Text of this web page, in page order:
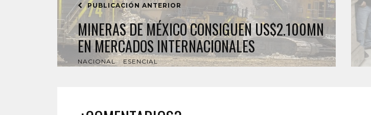
PUBLICACIÓN ANTERIOR
MINERAS DE MÉXICO CONSIGUEN US$2.100MN
EN MERCADOS INTERNACIONALES
NACIONAL ESENCIAL